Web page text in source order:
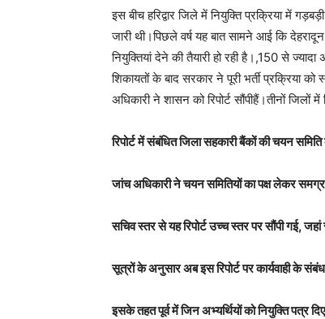
इस बीच हरिद्वार जिले में नियुक्ति प्रक्रिया में
जारी थी।पिछले वर्ष यह बात सामने आई कि
नियुक्तियां देने की तैयारी हो रही है।,150 से
शिकायतों के बाद सरकार ने पूरी भर्ती प्रक्रिया
अधिकारी ने शासन को रिपोर्ट सौंपीहैं।तीनों
रिपोर्ट में संबंधित जिला सहकारी बैंकों की चयन
जांच अधिकारी ने चयन समितियों का पक्ष लेकर समग्र
सचिव स्तर से यह रिपोर्ट उच्च स्तर पर सौंपी गई,
सूत्रों के अनुसार अब इस रिपोर्ट पर कार्यवाही के
इसके तहत पूर्व में जिन अभ्यर्थियों को नियुक्ति पत्र